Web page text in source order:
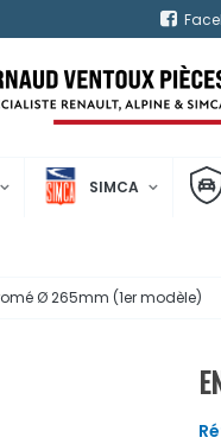
SIMCA
Ø 265mm (1er modèle)